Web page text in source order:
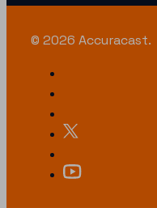
© 2026 Accuracast.